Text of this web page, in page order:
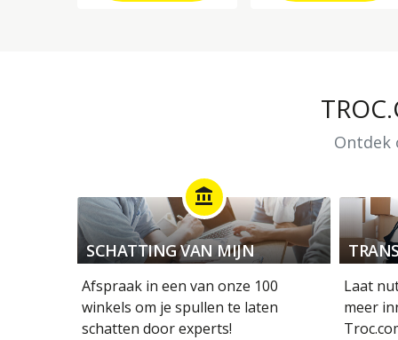
Ontdek
account_balance
SCHATTING VAN MIJN
OBJECTEN
Afspraak in een van onze 100
winkels om je spullen te laten
schatten door experts!
Laat
meer